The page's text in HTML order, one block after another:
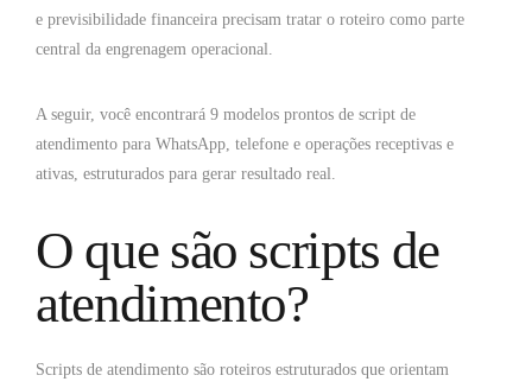
e previsibilidade financeira precisam tratar o roteiro como parte
central da engrenagem operacional.
A seguir, você encontrará 9 modelos prontos de script de
atendimento para WhatsApp, telefone e operações receptivas e
ativas, estruturados para gerar resultado real.
O que são scripts de
atendimento?
Scripts de atendimento são roteiros estruturados que orientam